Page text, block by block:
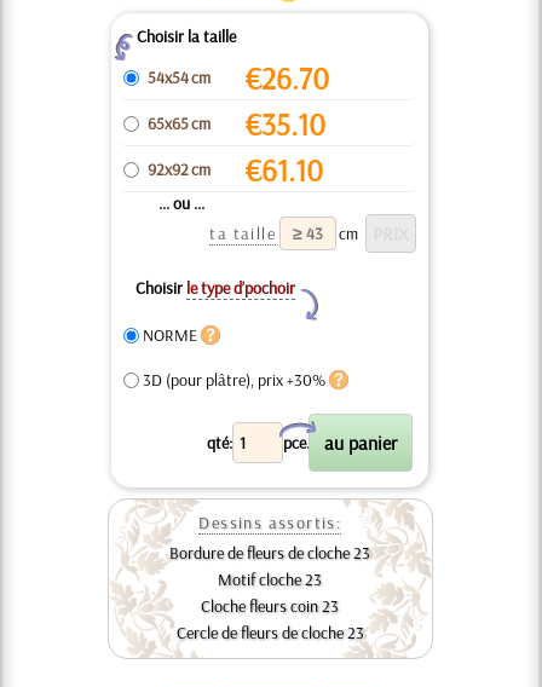
ZChoisir la taille
54x54 cm
€26.70
65x65 cm €35.10
92x92 cm €61.10
... ou ...
ta taille
cm
Choisir le type d’pochoir
Y
NORME
3D (pour plâtre), prix +30%
qté: pce.
X
Dessins assortis:
Bordure de fleurs de cloche 23
Motif cloche 23
Cloche fleurs coin 23
Cercle de fleurs de cloche 23